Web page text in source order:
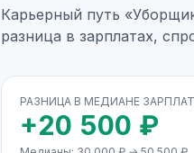
Карьерный путь
разница в зарплатах,
РАЗНИЦА В МЕДИАНЕ
+20 500 ₽